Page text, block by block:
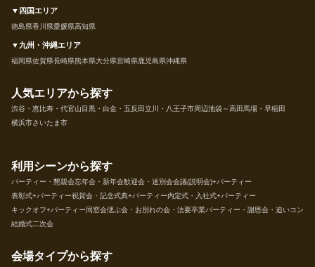
▼四国エリア
徳島県香川県愛媛県高知県
▼九州・沖縄エリア
福岡県佐賀県長崎県熊本県大分県宮崎県鹿児島県沖縄県
人気エリアから探す
渋谷・恵比寿・代官山 目黒・白金・五反田立川・八王子市周辺池袋～高田馬場・早稲田
横浜市さいたま市
利用シーンから探す
パーティー・懇親会忘年会・新年会歓迎会・送別会会議(説明会)+パーティー
表彰式+パーティー祝賀会・記念式典+パーティー内定式・入社式+パーティー
キックオフ+パーティー 同窓会偲ぶ会・お別れの会・法要卒業パーティー・謝恩会・追いコン
結婚式二次会
会場タイプから探す